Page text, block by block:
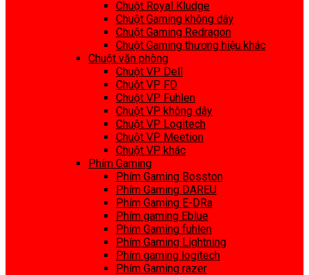
Chuột Royal Kludge
Chuột Gaming không dây
Chuột Gaming Redragon
Chuột Gaming thương hiệu khác
Chuột văn phòng
Chuột VP Dell
Chuột VP FD
Chuột VP Fuhlen
Chuột VP không dây
Chuột VP Logitech
Chuột VP Meetion
Chuột VP khác
Phím Gaming
Phím Gaming Bosston
Phím Gaming DAREU
Phím Gaming E-DRa
Phím gaming Eblue
Phím Gaming fuhlen
Phím Gaming Lightning
Phím gaming logitech
Phím Gaming razer